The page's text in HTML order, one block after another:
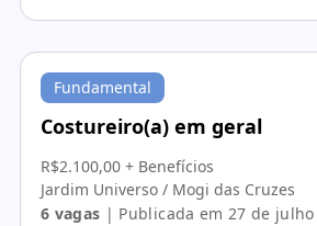
Fundamental
Costureiro(a) em geral
R$2.100,00 + Benefícios
Jardim Universo / Mogi das Cruzes
6 vagas | Publicada em 27 de julho